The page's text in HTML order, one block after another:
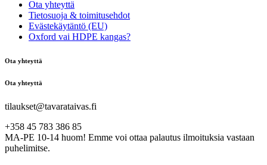
Ota yhteyttä
Tietosuoja & toimitusehdot
Evästekäytäntö (EU)
Oxford vai HDPE kangas?
Ota yhteyttä
Ota yhteyttä
tilaukset@tavarataivas.fi
+358 45 783 386 85
MA-PE 10-14 huom! Emme voi ottaa palautus ilmoituksia vastaan
puhelimitse.